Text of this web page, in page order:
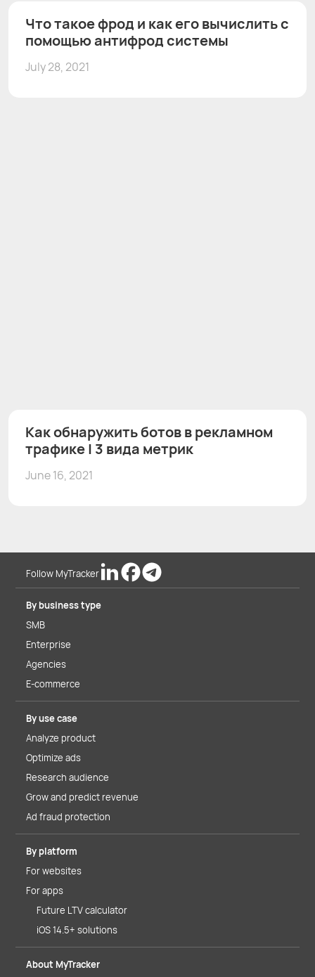
Что такое фрод и как его вычислить с
помощью антифрод системы
July 28, 2021
Как обнаружить ботов в рекламном
трафике | 3 вида метрик
June 16, 2021
Follow MyTracker
By business type
SMB
Enterprise
Agencies
E-commerce
By use case
Analyze product
Optimize ads
Research audience
Grow and predict revenue
Ad fraud protection
By platform
For websites
For apps
Future LTV calculator
iOS 14.5+ solutions
About MyTracker